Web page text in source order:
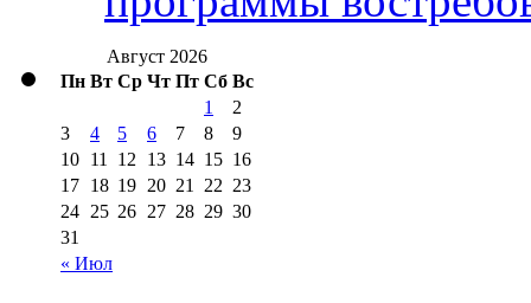
Август 2026
Пн Вт Ср Чт Пт Сб Вс
« Июл
1
2
3
4 5 6 7 8
9
10 11 12 13 14 15 16
17 18 19 20 21 22 23
24 25 26 27 28 29 30
31